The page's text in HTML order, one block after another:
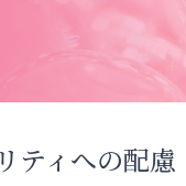
ティへの配慮